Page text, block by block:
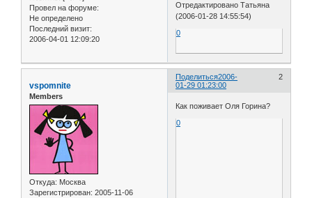
Провел на форуме:
Не определено
Последний визит:
2006-04-01 12:09:20
Отредактировано Татьяна
(2006-01-28 14:55:54)
0
Поделиться 2
2006-
01-29 01:23:00
vspomnite
Members
Откуда: Москва
Зарегистрирован: 2005-11-06
Как поживает Оля Горина?
0